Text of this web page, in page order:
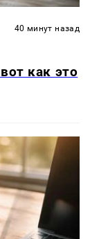
40 минут назад
как это